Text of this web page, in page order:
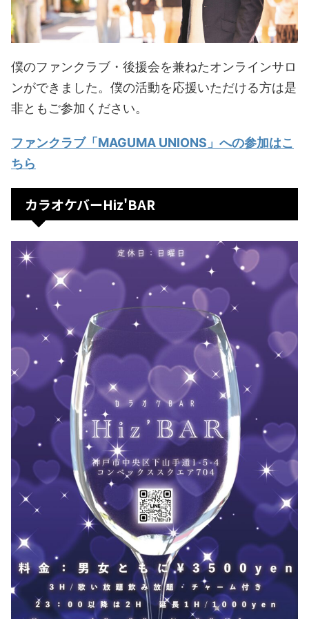
僕のファンクラブ・後援会を兼ねたオンラインサロ
ンができました。僕の活動を応援いただける方は是
非ともご参加ください。
ファンクラブ「MAGUMA UNIONS」への参加はこ
ちら
カラオケバーHiz'BAR